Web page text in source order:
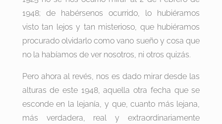
1948; de habérsenos ocurrido, lo hubiéramos
visto tan lejos y tan misterioso, que hubiéramos
procurado olvidarlo como vano sueño y cosa que
no la habíamos de ver nosotros, ni otros quizás.
Pero ahora al revés, nos es dado mirar desde las
alturas de este 1948, aquella otra fecha que se
esconde en la lejanía, y que, cuanto más lejana,
más verdadera, real y extraordinariamente